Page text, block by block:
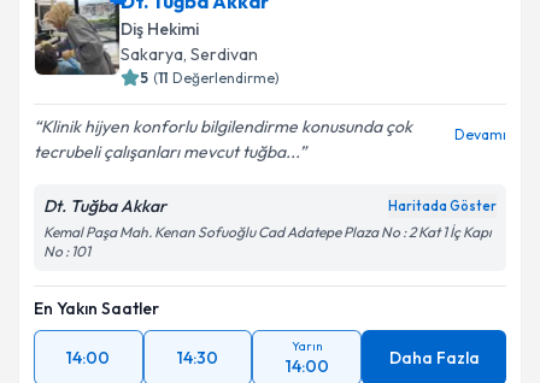
Diş Hekimi
Sakarya, Serdivan
5 (11 Değerlendirme)
Klinik hijyen konforlu bilgilendirme konusunda çok
tecrubeli çalışanları mevcut tuğba...
Devamı
Dt. Tuğba Akkar Haritada Göster
Kemal Paşa Mah. Kenan Sofuoğlu Cad Adatepe Plaza No : 2 Kat 1 İç Kapı
No : 101
En Yakın Saatler
14:00 14:30
Yarın
14:00 Daha Fazla